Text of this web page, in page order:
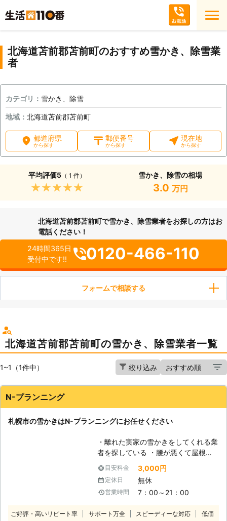
北海道苫前郡苫前町のおすすめ雪かき、除雪業
者
カテゴリ： 雪かき、除雪
地域： 北海道苫前郡苫前町
都道府県
から探す
郵便番号
から探す
現在地
から探す
平均評価5（ 1 件）
★★★★★
雪かき、除雪の相場
3.0 万円
北海道苫前郡苫前町で雪かき、除雪業者をお探しの方はお
電話ください！
24時間365日
受付中です!!
0120-466-110
フォームで相談する
北海道苫前郡苫前町の雪かき、除雪業者一覧
1~1（1件中） 絞り込み
N-プランニング
札幌市の雪かきはN-プランニングにお任せください
・離れた実家の雪かきをしてくれる業
者を探している ・腰が悪くて屋根の
雪下ろしがむずかしいけど、頼れる人
が身近にいない ・雪の量が多いので
排雪作業までして欲しい このような
ご要望ならN-プランニングの雪か
駐車場の雪かき、除雪から屋根の雪下
目安料金 3,000円
定休日 無休
営業時間 7：00～21：00
ご好評・高いリピート率 サポート万全 スピーディーな対応
低価